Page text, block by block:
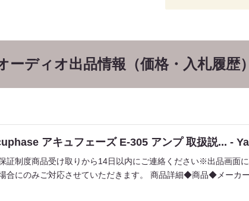
ディオ出品情報（価格・入札履歴）
アキュフェーズ E-305 アンプ 取扱説... -
証制度商品受け取りから14日以内にご連絡ください※出品画面
合にのみご対応させていただきます。 商品詳細◆商品◆メーカ